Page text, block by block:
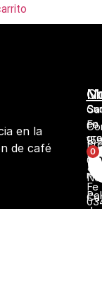
en la
de café
de
en
Fe
Fe
0